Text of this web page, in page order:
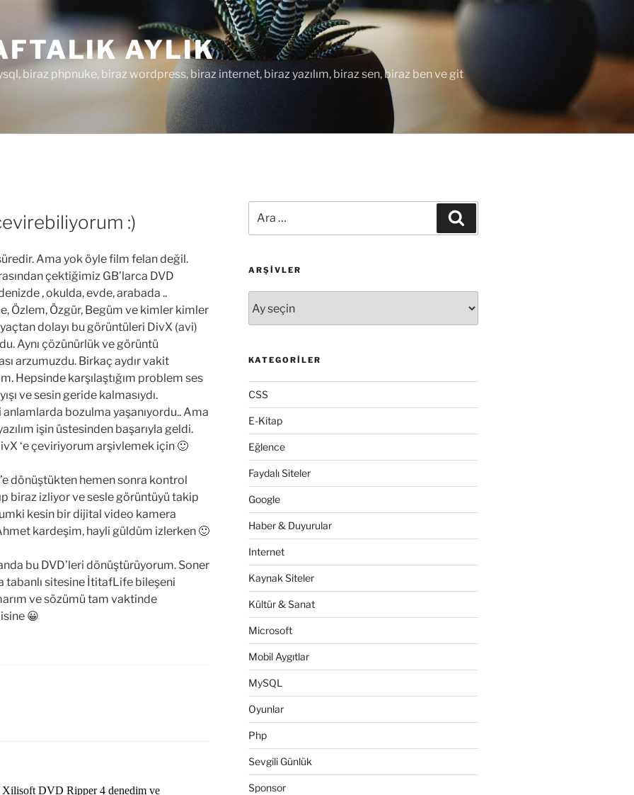
AYLIK
biraz phpnuke, biraz wordpress, biraz internet, biraz yazılım, biraz sen, biraz ben ve git
:)
Ama yok öyle film felan değil.
çektiğimiz GB’larca DVD
, okulda, evde, arabada ..
Özlem, Özgür, Begüm ve kimler kimler
dolayı bu görüntüleri DivX (avi)
Aynı çözünürlük ve görüntü
arzumuzdu. Birkaç aydır vakit
Hepsinde karşılaştığım problem ses
ve sesin geride kalmasıydı.
bozulma yaşanıyordu.. Ama
işin üstesinden başarıyla geldi.
‘e çeviriyorum arşivlemek için 🙂
dönüştükten hemen sonra kontrol
biraz izliyor ve sesle görüntüyü takip
kesin bir dijital video kamera
kardeşim, hayli güldüm izlerken 🙂
bu DVD’leri dönüştürüyorum. Soner
tabanlı sitesine İtitafLife bileşeni
ve sözümü tam vaktinde
😀
ARŞIVLER
KATEGORILER
CSS
E-Kitap
Eğlence
Faydalı Siteler
Google
Haber & Duyurular
Internet
Kaynak Siteler
Kültür & Sanat
Microsoft
Mobil Aygıtlar
MySQL
Oyunlar
Php
Sevgili Günlük
Sponsor